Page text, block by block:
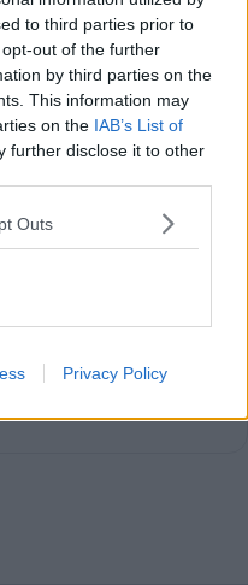
to third parties prior to
out of the further
by third parties on the
This information may
on the IAB’s List of
further disclose it to other
Outs
Privacy Policy
Ich bin
und verantworte
Plattform:
Faktenprüfung
von Inhalten, sobald
vorliegen. Neben der
Einordnung, präzise
Er ist ein
Genauigkeit und
diesen Anspruch
Berichterstattung.